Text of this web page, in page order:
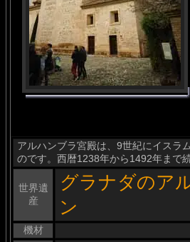
アルハンブラ宮殿は、9世紀にイスラ
のです。西暦1238年から1492年まで
世界遺
産
グラナダのア
ン
機材